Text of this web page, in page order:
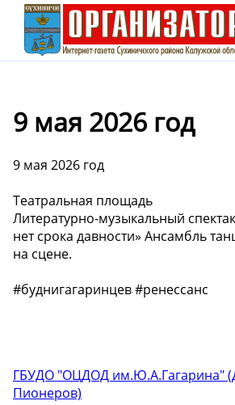
9 мая 2026 год
9 мая 2026 год
Театральная площадь
Литературно-музыкальный
нет срока давности» Ансамбль
на сцене.
#буднигагаринцев #ренессанс
ГБУДО "ОЦДОД им.Ю.А.Гагарина"
Пионеров)